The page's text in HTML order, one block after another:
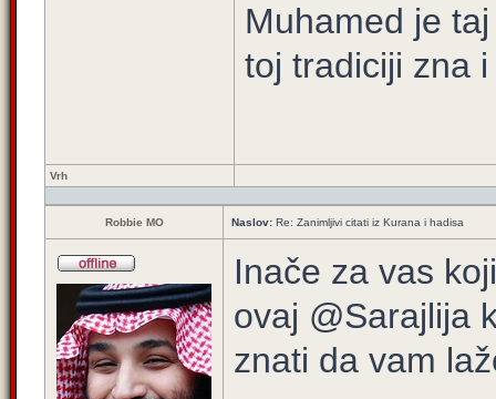
Muhamed je
toj tradiciji zna
Vrh
Robbie MO Naslov: Re: Zanimljivi citati iz Kurana i hadisa
Inače za vas
ovaj @Sarajlija
znati da vam